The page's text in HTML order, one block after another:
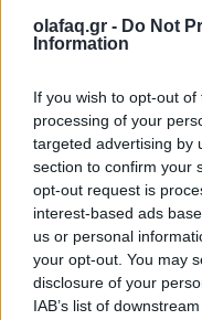
olafaq.gr - Do Not
Information
If you wish to opt-out
processing of your
targeted advertising by
section to confirm your
opt-out request is
interest-based ads
us or personal
your opt-out. You may
disclosure of your
IAB’s list of
View this post on